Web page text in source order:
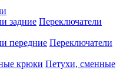
Переключатели
Переключатели
Петухи, сменные